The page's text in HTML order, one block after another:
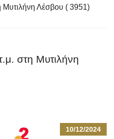
Μυτιλήνη Λέσβου ( 3951)
στη Μυτιλήνη
10/12/2024